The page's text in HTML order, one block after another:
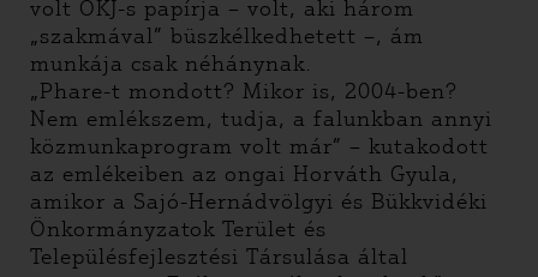
volt OKJ-s papírja – volt, aki három
„szakmával” büszkélkedhetett –, ám
munkája csak néhánynak.
„Phare-t mondott? Mikor is, 2004-ben?
Nem emlékszem, tudja, a falunkban annyi
közmunkaprogram volt már” – kutakodott
az emlékeiben az ongai Horváth Gyula,
amikor a Sajó-Hernádvölgyi és Bükkvidéki
Önkormányzatok Terület és
Településfejlesztési Társulása által